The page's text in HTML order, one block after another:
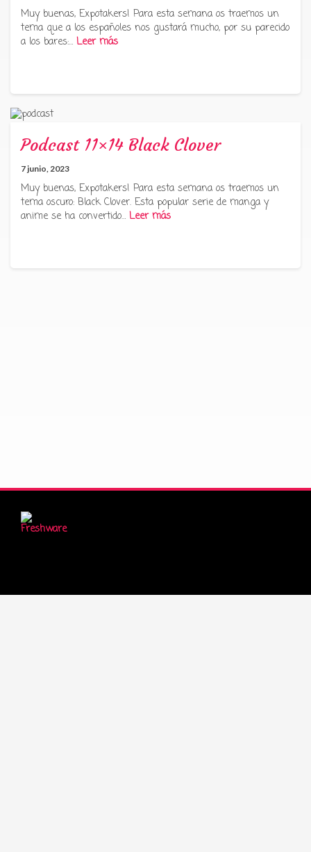
Muy buenas, Expotakers! Para esta semana os traemos un
tema que a los españoles nos gustará mucho, por su parecido
a los bares:… Leer más
Podcast 11×14 Black Clover
7 junio, 2023
Muy buenas, Expotakers! Para esta semana os traemos un
tema oscuro: Black Clover. Esta popular serie de manga y
anime se ha convertido… Leer más